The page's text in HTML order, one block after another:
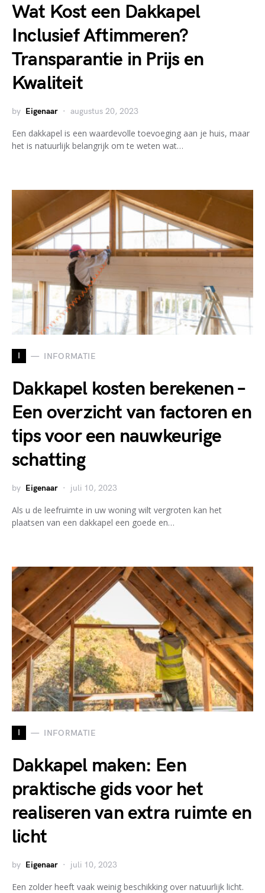
Wat Kost een Dakkapel
Inclusief Aftimmeren?
Transparantie in Prijs en
Kwaliteit
by Eigenaar augustus 20, 2023
Een dakkapel is een waardevolle toevoeging aan je huis, maar
het is natuurlijk belangrijk om te weten wat…
I INFORMATIE
Dakkapel kosten berekenen –
Een overzicht van factoren en
tips voor een nauwkeurige
schatting
by Eigenaar juli 10, 2023
Als u de leefruimte in uw woning wilt vergroten kan het
plaatsen van een dakkapel een goede en…
I INFORMATIE
Dakkapel maken: Een
praktische gids voor het
realiseren van extra ruimte en
licht
by Eigenaar juli 10, 2023
Een zolder heeft vaak weinig beschikking over natuurlijk licht.